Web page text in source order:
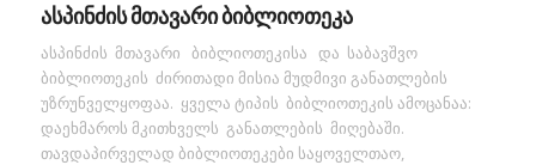
ასპინძის მთავარი ბიბლიოთეკა
ასპინძის მთავარი ბიბლიოთეკისა და საბავშვო
ბიბლიოთეკის ძირითადი მისია მუდმივი განათლების
უზრუნველყოფაა. ყველა ტიპის ბიბლიოთეკის ამოცანაა:
დაეხმაროს მკითხველს განათლების მიღებაში.
თავდაპირველად ბიბლიოთეკები საყოველთაო,